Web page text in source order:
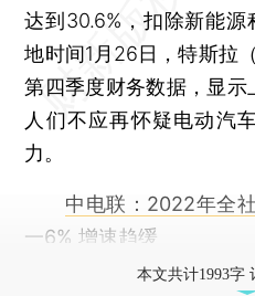
达到30.6%，扣除新能
地时间1月26日，特斯拉
第四季度财务数据，显示
人们不应再怀疑电动汽
力。
中电联：2022年全
一6% 增速趋缓
本文共计1993字